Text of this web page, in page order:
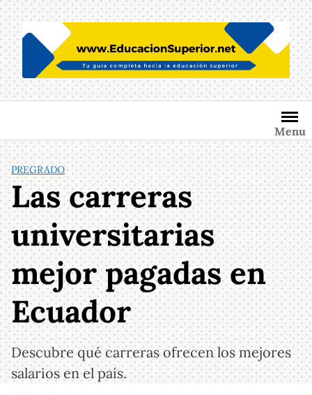
Saltar
al
contenido
Menu
PREGRADO
Las carreras
universitarias
mejor pagadas en
Ecuador
Descubre qué carreras ofrecen los mejores
salarios en el país.